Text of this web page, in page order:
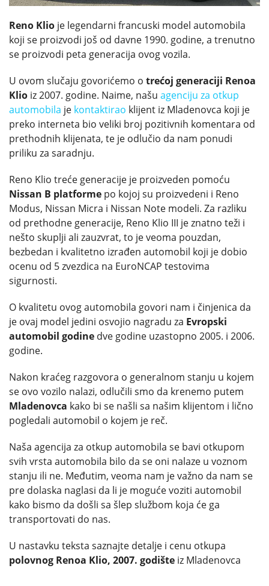
Reno Klio je legendarni francuski model automobila
koji se proizvodi još od davne 1990. godine, a trenutno
se proizvodi peta generacija ovog vozila.
U ovom slučaju govorićemo o trećoj generaciji Renoa
Klio iz 2007. godine. Naime, našu agenciju za otkup
automobila je kontaktirao klijent iz Mladenovca koji je
preko interneta bio veliki broj pozitivnih komentara od
prethodnih klijenata, te je odlučio da nam ponudi
priliku za saradnju.
Reno Klio treće generacije je proizveden pomoću
Nissan B platforme po kojoj su proizvedeni i Reno
Modus, Nissan Micra i Nissan Note modeli. Za razliku
od prethodne generacije, Reno Klio III je znatno teži i
nešto skuplji ali zauzvrat, to je veoma pouzdan,
bezbedan i kvalitetno izrađen automobil koji je dobio
ocenu od 5 zvezdica na EuroNCAP testovima
sigurnosti.
O kvalitetu ovog automobila govori nam i činjenica da
je ovaj model jedini osvojio nagradu za Evropski
automobil godine dve godine uzastopno 2005. i 2006.
godine.
Nakon kraćeg razgovora o generalnom stanju u kojem
se ovo vozilo nalazi, odlučili smo da krenemo putem
Mladenovca kako bi se našli sa našim klijentom i lično
pogledali automobil o kojem je reč.
Naša agencija za otkup automobila se bavi otkupom
svih vrsta automobila bilo da se oni nalaze u voznom
stanju ili ne. Međutim, veoma nam je važno da nam se
pre dolaska naglasi da li je moguće voziti automobil
kako bismo da došli sa šlep službom koja će ga
transportovati do nas.
U nastavku teksta saznajte detalje i cenu otkupa
polovnog Renoa Klio, 2007. godište iz Mladenovca